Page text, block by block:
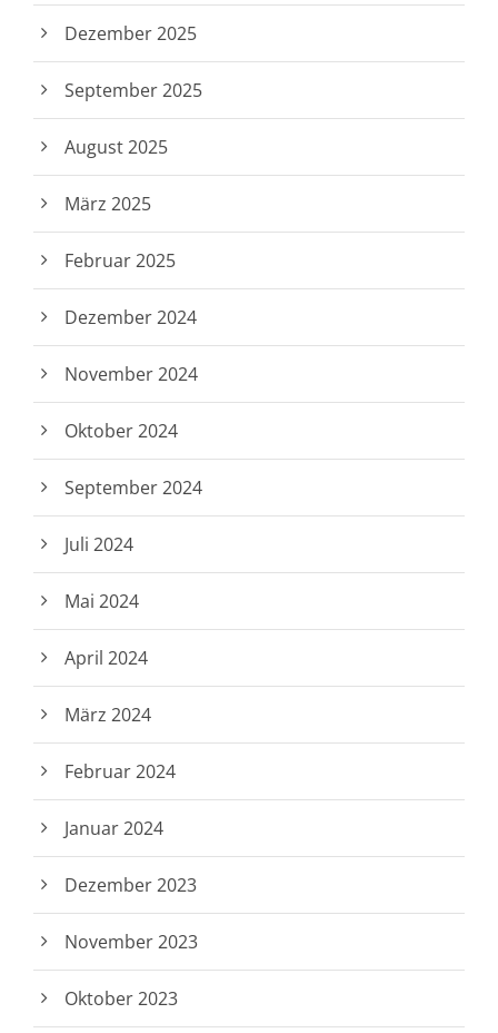
Dezember 2025
September 2025
August 2025
März 2025
Februar 2025
Dezember 2024
November 2024
Oktober 2024
September 2024
Juli 2024
Mai 2024
April 2024
März 2024
Februar 2024
Januar 2024
Dezember 2023
November 2023
Oktober 2023